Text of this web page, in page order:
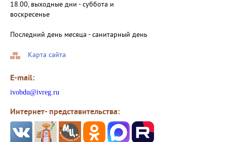
18.00, выходные дни - суббота и
воскресенье
Последний день месяца - санитарный день
Карта сайта
E-mail:
ivobdu@ivreg.ru
Интернет- представительства: